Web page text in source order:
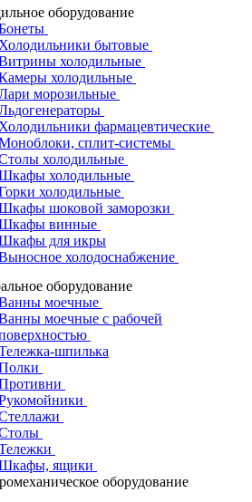
оборудование
Холодильники бытовые
холодильные
холодильные
морозильные
Холодильники фармацевтические
сплит-системы
холодильные
холодильные
холодильные
шоковой заморозки
винные
для икры
холодоснабжение
оборудование
моечные
моечные с рабочей
шпилька
ящики
оборудование